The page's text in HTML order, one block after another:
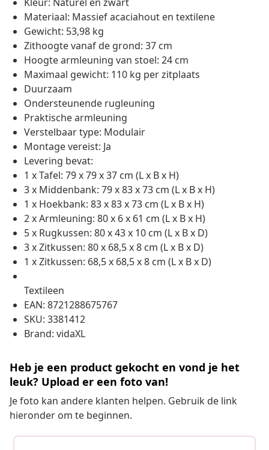
Materiaal: Massief acaciahout en textilene
Gewicht: 53,98 kg
Zithoogte vanaf de grond: 37 cm
Hoogte armleuning van stoel: 24 cm
Maximaal gewicht: 110 kg per zitplaats
Duurzaam
Ondersteunende rugleuning
Praktische armleuning
Verstelbaar type: Modulair
Montage vereist: Ja
Levering bevat:
1 x Tafel: 79 x 79 x 37 cm (L x B x H)
3 x Middenbank: 79 x 83 x 73 cm (L x B x H)
1 x Hoekbank: 83 x 83 x 73 cm (L x B x H)
2 x Armleuning: 80 x 6 x 61 cm (L x B x H)
5 x Rugkussen: 80 x 43 x 10 cm (L x B x D)
3 x Zitkussen: 80 x 68,5 x 8 cm (L x B x D)
1 x Zitkussen: 68,5 x 68,5 x 8 cm (L x B x D)
Textileen
EAN: 8721288675767
SKU: 3381412
Brand: vidaXL
Heb je een product gekocht en vond je het
leuk? Upload er een foto van!
Je foto kan andere klanten helpen. Gebruik de link
hieronder om te beginnen.